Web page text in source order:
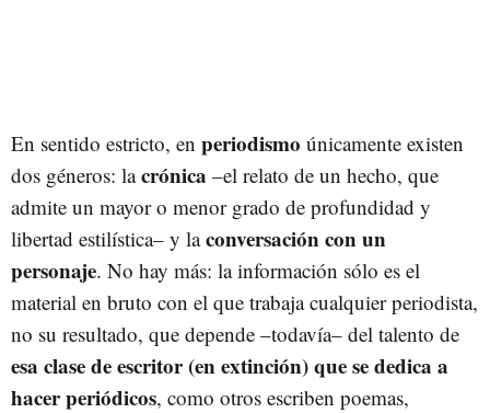
En sentido estricto, en periodismo únicamente existen
dos géneros: lacrónica –el relato de un hecho, que
admite un mayor o menor grado de profundidad y
libertad estilística– y laconversación con un
personaje. No hay más: la información sólo es el
material en bruto con el que trabaja cualquier periodista,
no su resultado, que depende –todavía– del talento de
esa clase de escritor (en extinción) que se dedica a
hacer periódicos, como otros escriben poemas,